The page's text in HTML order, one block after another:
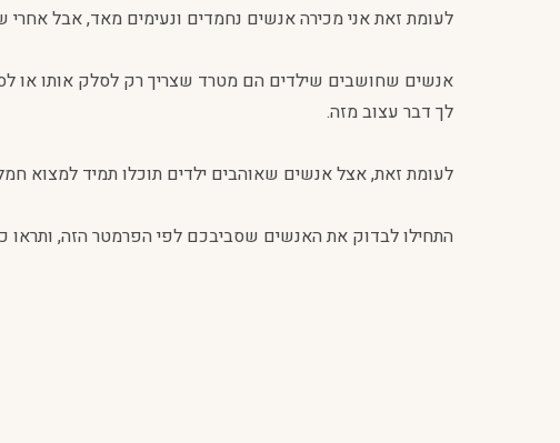
לעומת זאת אני מכירה אנשים נחמדים ונעימים מאד, אבל אחרי
אנשים שחושבים שילדים הם מטרד שצריך רק לסלק אותו או
לך דבר עצוב מזה.
לעומת זאת, אצל אנשים שאוהבים ילדים תוכלו תמיד למצוא
התחילו לבדוק את האנשים שסביבכם לפי הפרמטר הזה, ותראו